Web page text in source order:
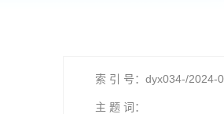
索 引 号：dyx034-/2024-
主 题 词：